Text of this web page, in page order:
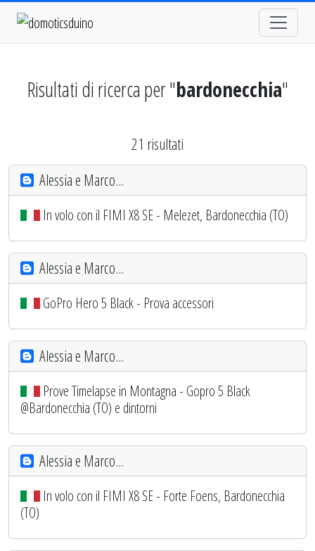
Risultati di ricerca per "bardonecchia"
21 risultati
Alessia e Marco...
In volo con il FIMI X8 SE - Melezet, Bardonecchia (TO)
Alessia e Marco...
GoPro Hero 5 Black - Prova accessori
Alessia e Marco...
Prove Timelapse in Montagna - Gopro 5 Black
@Bardonecchia (TO) e dintorni
Alessia e Marco...
In volo con il FIMI X8 SE - Forte Foens, Bardonecchia
(TO)